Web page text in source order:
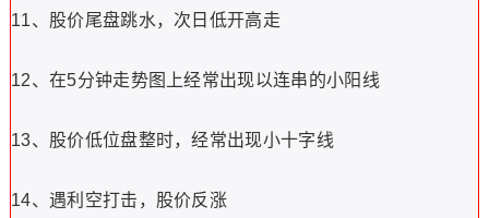
11、股价尾盘跳水，次日低开高走
12、在5分钟走势图上经常出现以连串的小阳线
13、股价低位盘整时，经常出现小十字线
14、遇利空打击，股价反涨